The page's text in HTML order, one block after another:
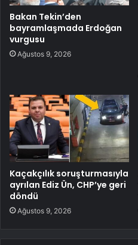
Bakan Tekin’den
bayramlaşmada Erdoğan
vurgusu
Ağustos 9, 2026
Kaçakçılık soruşturmasıyla
ayrılan Ediz Ün, CHP’ye geri
döndü
Ağustos 9, 2026